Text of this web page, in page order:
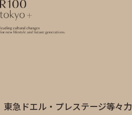
R100 tokyo
東急ドエル・プレステージ等々力